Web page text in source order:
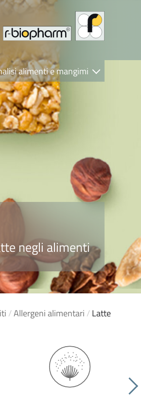
alimenti e mangimi
Clinica
AG
Care
negli alimenti
/Allergeni alimentari /Latte